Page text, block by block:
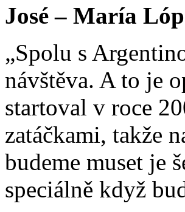
José – María
„Spolu s
návštěva. A to je
startoval v roce
zatáčkami, takže
budeme muset je
speciálně když